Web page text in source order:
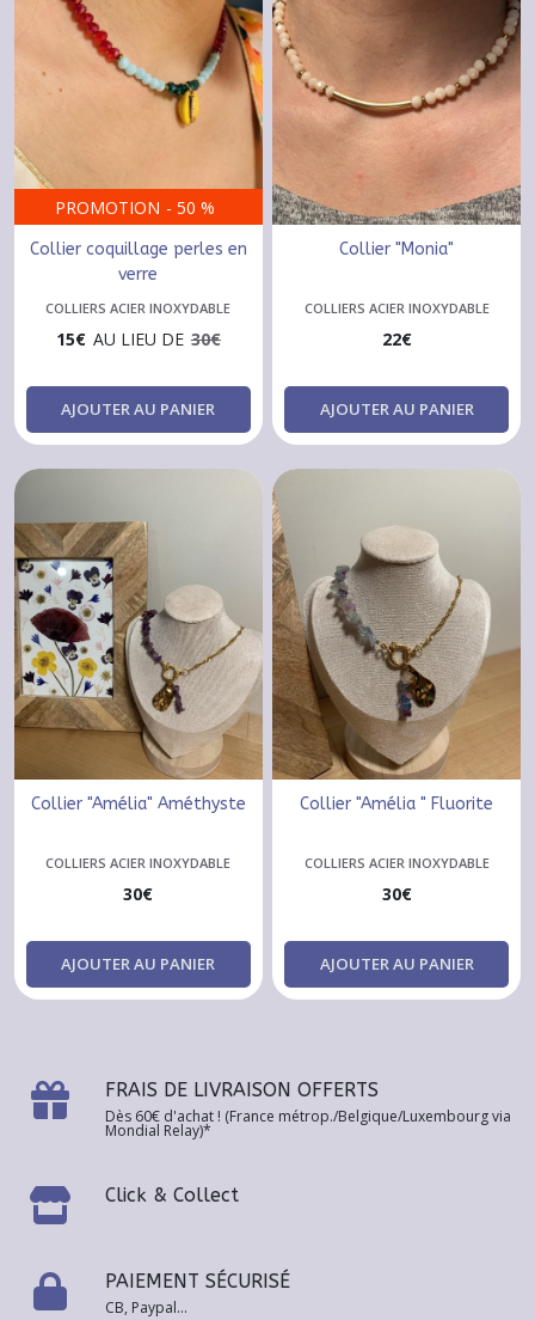
PROMOTION - 50 %
Collier coquillage perles en
verre
COLLIERS ACIER INOXYDABLE
15€ AU LIEU DE 30€
AJOUTER AU PANIER
Collier "Monia"
COLLIERS ACIER INOXYDABLE
22€
AJOUTER AU PANIER
Collier "Amélia" Améthyste
COLLIERS ACIER INOXYDABLE
30€
AJOUTER AU PANIER
Collier "Amélia " Fluorite
COLLIERS ACIER INOXYDABLE
30€
AJOUTER AU PANIER
FRAIS DE LIVRAISON OFFERTS
Dès 60€ d'achat ! (France métrop./Belgique/Luxembourg via
Mondial Relay)*
Click & Collect
PAIEMENT SÉCURISÉ
CB, Paypal...